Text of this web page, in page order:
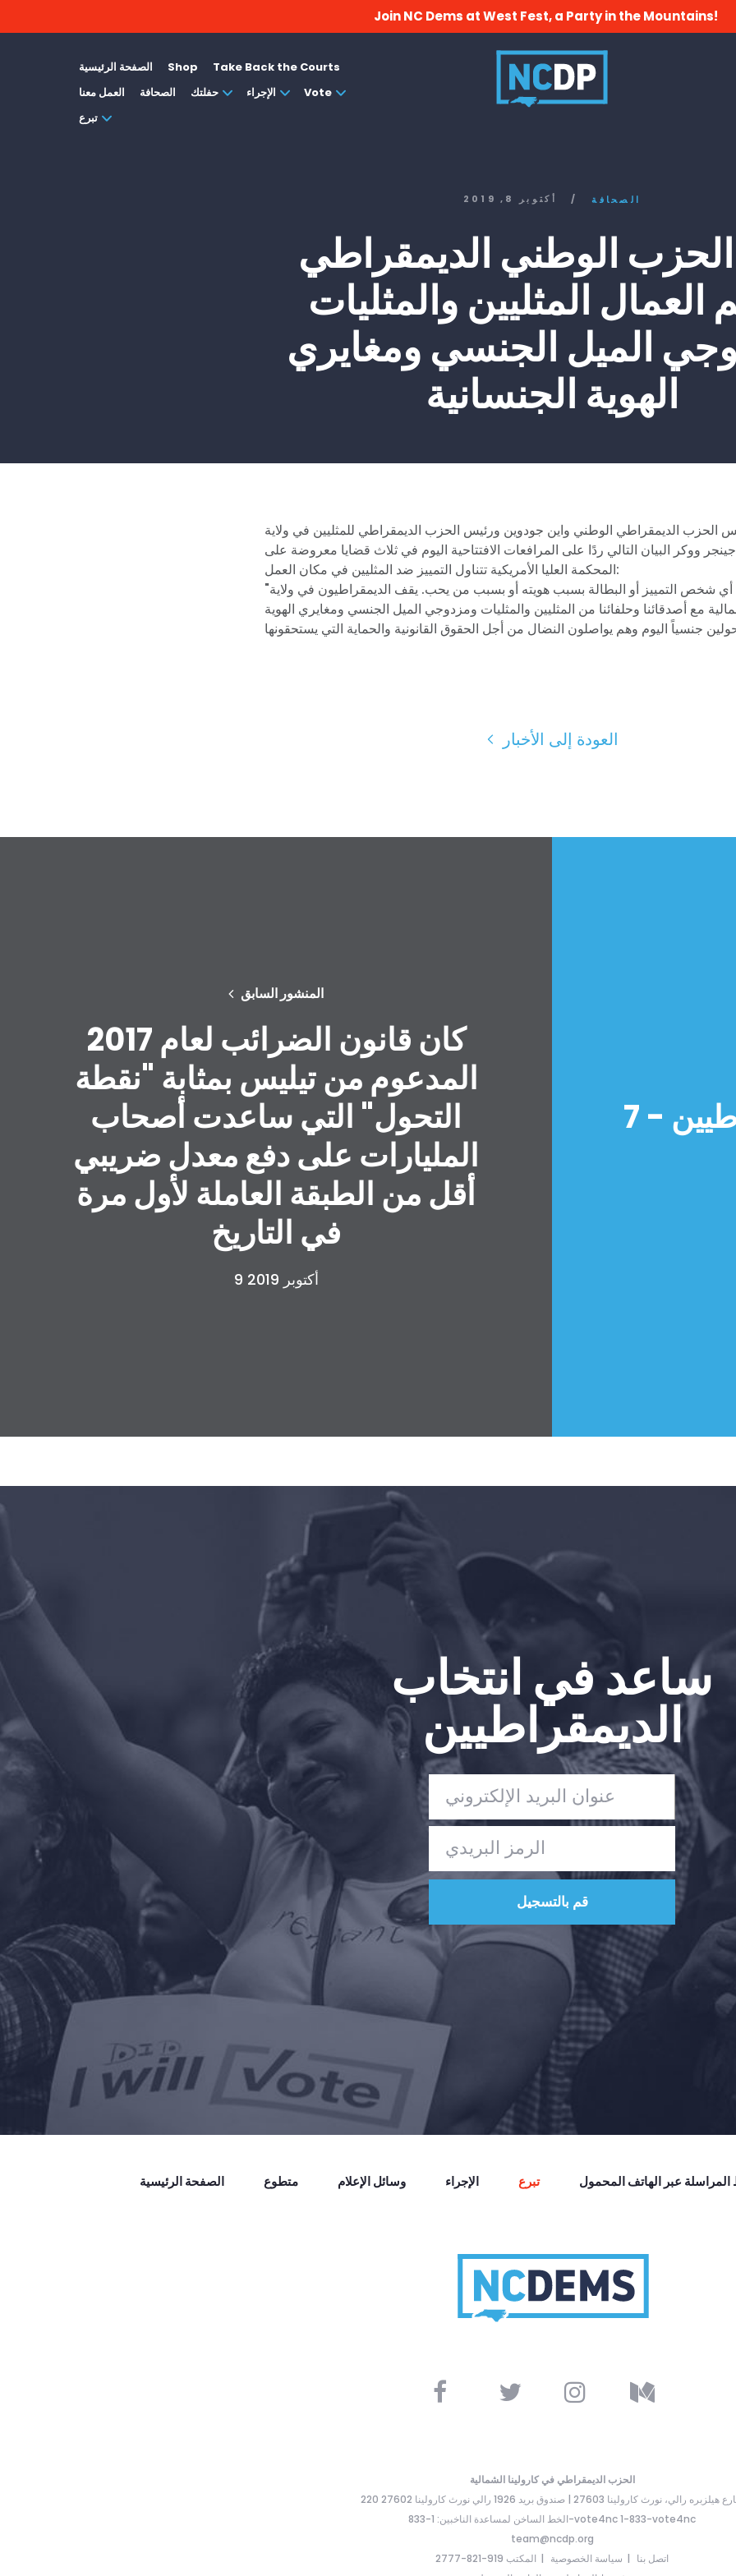
حفلتك
Join NC Dems at West Fest, a Party in the Mountains!
الصفحة الرئيسية Shop
Take Back the Courts
العمل معنا
الصحافة حفلتك الإجراء
Vote
تبرع
أكتوبر 8, 2019 / الصحافة
الحزب الوطني الديمقراطي
العمال المثليين والمثليات
الميل الجنسي ومغايري
الهوية الجنسانية
الحزب الديمقراطي الوطني واين جودوين ورئيس الحزب الديمقراطي للمثليين في ولاية
جينجر ووكر البيان التالي ردًا على المرافعات الافتتاحية اليوم في ثلاث قضايا معروضة على
المحكمة العليا الأمريكية تتناول التمييز ضد المثليين في مكان العمل:
"لا ينبغي أن يواجه أي شخص التمييز أو البطالة بسبب هويته أو بسبب من يحب. يقف الديمقراطيون في ولاية
مع أصدقائنا وحلفائنا من المثليين والمثليات ومزدوجي الميل الجنسي ومغايري الهوية
العودة إلى الأخبار
المنشور السابق
كان قانون الضرائب لعام 2017
المدعوم من تيليس بمثابة "نقطة
التحول" التي ساعدت أصحاب
المليارات على دفع معدل ضريبي
أقل من الطبقة العاملة لأول مرة
في التاريخ
9 أكتوبر 2019
أخبار سارة عن الديمقراطيين - 7
ساعد في انتخاب
الديمقراطيين
الصفحة الرئيسية متطوع وسائل الإعلام الإجراء تبرع عبر الهاتف المحمول
الحزب الديمقراطي في كارولينا الشمالية
هيلزبره رالي، نورث كارولينا 27603 | صندوق بريد 1926 رالي نورث كارولينا 27602
الخط الساخن لمساعدة الناخبين: 1-833-vote4nc 1-833-vote4nc
team@ncdp.org
المكتب 919-821-2777
سياسة الخصوصية
اتصل بنا